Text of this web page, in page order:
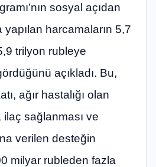
sosyal açıdan
yapılan harcamaların 5,7
trilyon rubleye
açıkladı. Bu,
ağır hastalığı olan
sağlanması ve
verilen desteğin
milyar rubleden fazla